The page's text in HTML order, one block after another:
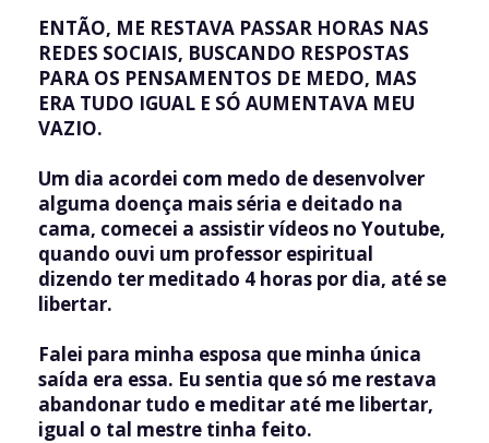
ENTÃO, ME RESTAVA PASSAR HORAS NAS
REDES SOCIAIS, BUSCANDO RESPOSTAS
PARA OS PENSAMENTOS DE MEDO, MAS
ERA TUDO IGUAL E SÓ AUMENTAVA MEU
VAZIO.
Um dia acordei com medo de desenvolver
alguma doença mais séria e deitado na
cama, comecei a assistir vídeos no Youtube,
quando ouvi um professor espiritual
dizendo ter meditado 4 horas por dia, até se
libertar.
Falei para minha esposa que minha única
saída era essa. Eu sentia que só me restava
abandonar tudo e meditar até me libertar,
igual o tal mestre tinha feito.